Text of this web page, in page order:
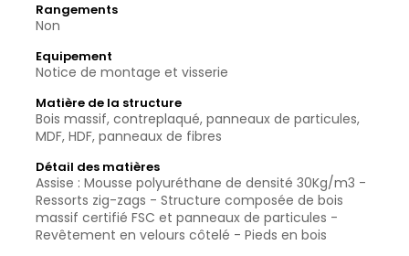
Rangements
Non
Equipement
Notice de montage et visserie
Matière de la structure
Bois massif, contreplaqué, panneaux de particules,
MDF, HDF, panneaux de fibres
Détail des matières
Assise : Mousse polyuréthane de densité 30Kg/m3 -
Ressorts zig-zags - Structure composée de bois
massif certifié FSC et panneaux de particules -
Revêtement en velours côtelé - Pieds en bois